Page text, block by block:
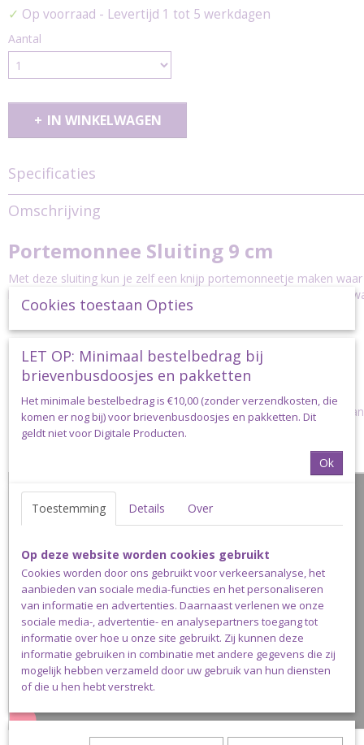
✓ Op voorraad - Levertijd 1 tot 5 werkdagen
Aantal
IN WINKELWAGEN
Specificaties
Productcode
Klik-Sluiting-9cm
9 x 0 x 0 cm
Omschrijving
Portemonnee Sluiting 9 cm
Met deze sluiting kun je zelf een knijp portemonneetje maken
bankpasjes of papiergeld allerhande kleine voorwerpen in kunt
De sluiting is 9 cm lang en gemaakt van nikkel.
Toepassing
Deze sluiting wordt door ons gebruikt bij het patroon en pakket
Portemonnee Suzette.
Cookies toestaan Opties
LET OP: Minimaal bestelbedrag bij
brievenbusdoosjes en pakketten
Het minimale bestelbedrag is €10,00 (zonder verzendkosten, die
komen er nog bij) voor brievenbusdoosjes en pakketten. Dit
geldt niet voor Digitale Producten.
Ok
Toestemming Details Over
Op deze website worden cookies gebruikt
Cookies worden door ons gebruikt voor verkeersanalyse, het
aanbieden van sociale media-functies en het personaliseren
van informatie en advertenties. Daarnaast verlenen we onze
sociale media-, advertentie- en analysepartners toegang tot
informatie over hoe u onze site gebruikt. Zij kunnen deze
informatie gebruiken in combinatie met andere gegevens die zij
mogelijk hebben verzameld door uw gebruik van hun diensten
of die u hen hebt verstrekt.